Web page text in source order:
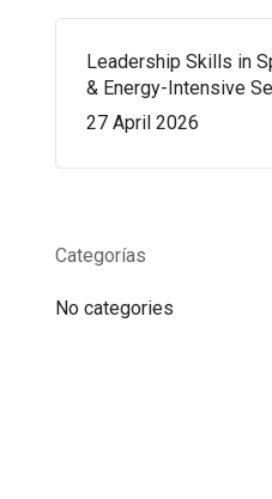
Leadership Skills in
& Energy-Intensive
27 April 2026
Categorías
No categories